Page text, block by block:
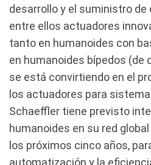
desarrollo y el suministro
entre ellos actuadores
tanto en humanoides con
en humanoides bípedos
se está convirtiendo en el
los actuadores para
Schaeffler tiene previsto
humanoides en su red
los próximos cinco años,